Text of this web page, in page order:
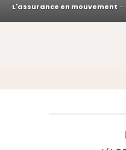
L'assurance en mouvement -